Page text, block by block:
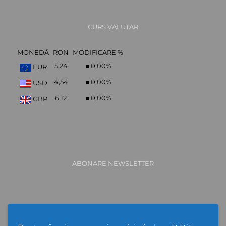
CURS VALUTAR
MONEDĂ RON
MODIFICARE %
EUR
5,24 0,00%
USD 4,54 0,00%
GBP 6,12 0,00%
ABONARE NEWSLETTER